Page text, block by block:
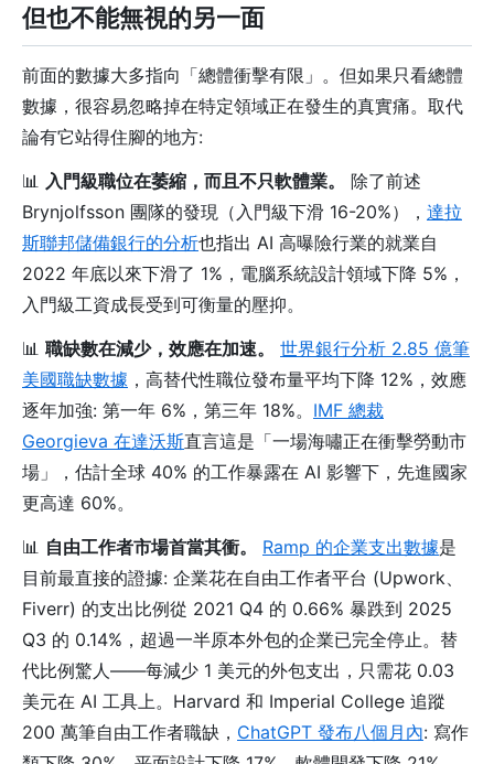
但也不能無視的另一面
前面的數據大多指向「總體衝擊有限」。但如果只看總體
數據，很容易忽略掉在特定領域正在發生的真實痛。取代
論有它站得住腳的地方:
📊 入門級職位在萎縮，而且不只軟體業。
除了前述
Brynjolfsson 團隊的發現（入門級下滑 16-20%）， 達拉
斯聯邦儲備銀行的分析也指出 AI 高曝險行業的就業自
2022 年底以來下滑了 1%，電腦系統設計領域下降 5%，
入門級工資成長受到可衡量的壓抑。
📊 職缺數在減少，效應在加速。
世界銀行分析 2.85 億筆
美國職缺數據 ，高替代性職位發布量平均下降 12%，效應
逐年加強: 第一年 6%，第三年 18%。 IMF 總裁
Georgieva 在達沃斯直言這是「一場海嘯正在衝擊勞動市
場」，估計全球 40% 的工作暴露在 AI 影響下，先進國家
更高達 60%。
📊 自由工作者市場首當其衝。 Ramp 的企業支出數據是
目前最直接的證據: 企業花在自由工作者平台 (Upwork、
Fiverr) 的支出比例從 2021 Q4 的 0.66% 暴跌到 2025
Q3 的 0.14%，超過一半原本外包的企業已完全停止。替
代比例驚人——每減少 1 美元的外包支出，只需花 0.03
美元在 AI 工具上。Harvard 和 Imperial College 追蹤
200 萬筆自由工作者職缺， ChatGPT 發布八個月內: 寫作